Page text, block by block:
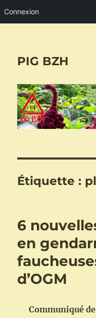
Connexion
PIG BZH
Étiquette :
6
en
d’OGM
Communiqué